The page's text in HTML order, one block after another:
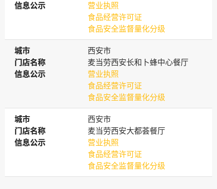
信息公示
信息公示
营业执照
食品经营许可证
食品安全监督量化分级
城市
城市
西安市
门店名称
门店名称
麦当劳西安长和卜蜂中心餐厅
信息公示
信息公示
营业执照
食品经营许可证
食品安全监督量化分级
城市
城市
西安市
门店名称
门店名称
麦当劳西安大都荟餐厅
信息公示
信息公示
营业执照
食品经营许可证
食品安全监督量化分级